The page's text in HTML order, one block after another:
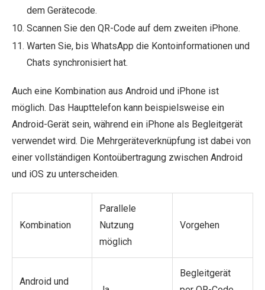
dem Gerätecode.
Scannen Sie den QR-Code auf dem zweiten iPhone.
Warten Sie, bis WhatsApp die Kontoinformationen und
Chats synchronisiert hat.
Auch eine Kombination aus Android und iPhone ist
möglich. Das Haupttelefon kann beispielsweise ein
Android-Gerät sein, während ein iPhone als Begleitgerät
verwendet wird. Die Mehrgeräteverknüpfung ist dabei von
einer vollständigen Kontoübertragung zwischen Android
und iOS zu unterscheiden.
Kombination
Parallele
Nutzung
möglich
Vorgehen
Android und
Begleitgerät